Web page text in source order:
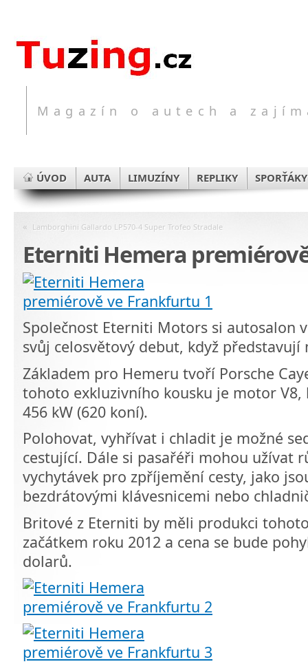
Magazín o autech a
ÚVOD AUTA LIMUZÍNY REPLIKY SPORŤÁKY
« Lamborghini Gallardo LP570-4 Super Trofeo Stradale
Eterniti Hemera
Společnost Eterniti Motors si autosalon
svůj celosvětový debut, když
Základem pro Hemeru tvoří Porsche
tohoto exkluzivního kousku je motor
456 kW (620 koní).
Polohovat, vyhřívat i chladit je možné
cestující. Dále si pasařéři mohou užívat
vychytávek pro zpříjemění cesty, jako
bezdrátovými klávesnicemi nebo
Britové z Eterniti by měli produkci
začátkem roku 2012 a cena se bude
dolarů.